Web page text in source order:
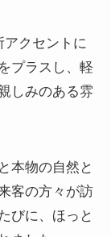
アクセントに
プラスし、軽
しみのある雰
本物の自然と
客の方々が訪
びに、ほっと